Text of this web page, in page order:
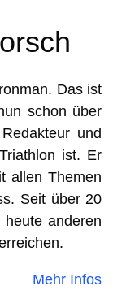
Das ist
schon über
und
ist. Er
allen Themen
Seit über 20
anderen
Mehr Infos